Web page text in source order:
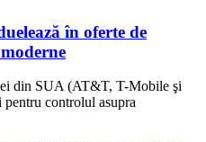
în oferte de
din SUA (AT&T, T-Mobile şi
controlul asupra